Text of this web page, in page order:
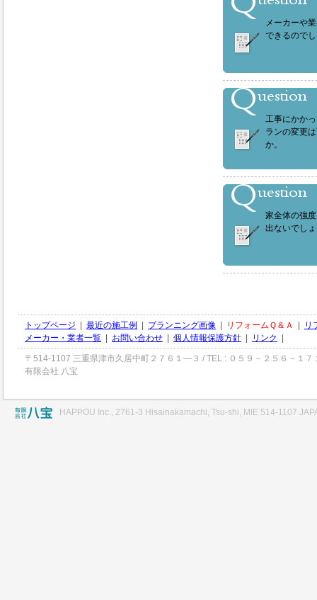
メーカーや
できるので
工事にかか
ランの変更
か。
家全体の強
出ないでし
トップページ 最近の施工例 プランニング画像 リフォームＱ＆Ａ
リ
メーカー・業者一覧
お問い合わせ 個人情報保護方針 リンク
〒514-1107 三重県津市久居中町２７６１―３ / TEL : ０５９－２５６－１７
有限会社 八宝
HAPPOU Inc., 2761-3 Hisainakamachi, Tsu-shi, MIE 514-1107